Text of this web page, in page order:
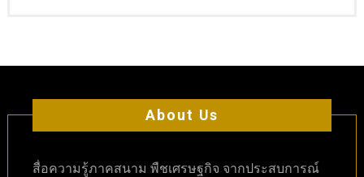
About Us
สื่อความรู้ภาคสนาม พืชเศรษฐกิจ จากประสบการณ์